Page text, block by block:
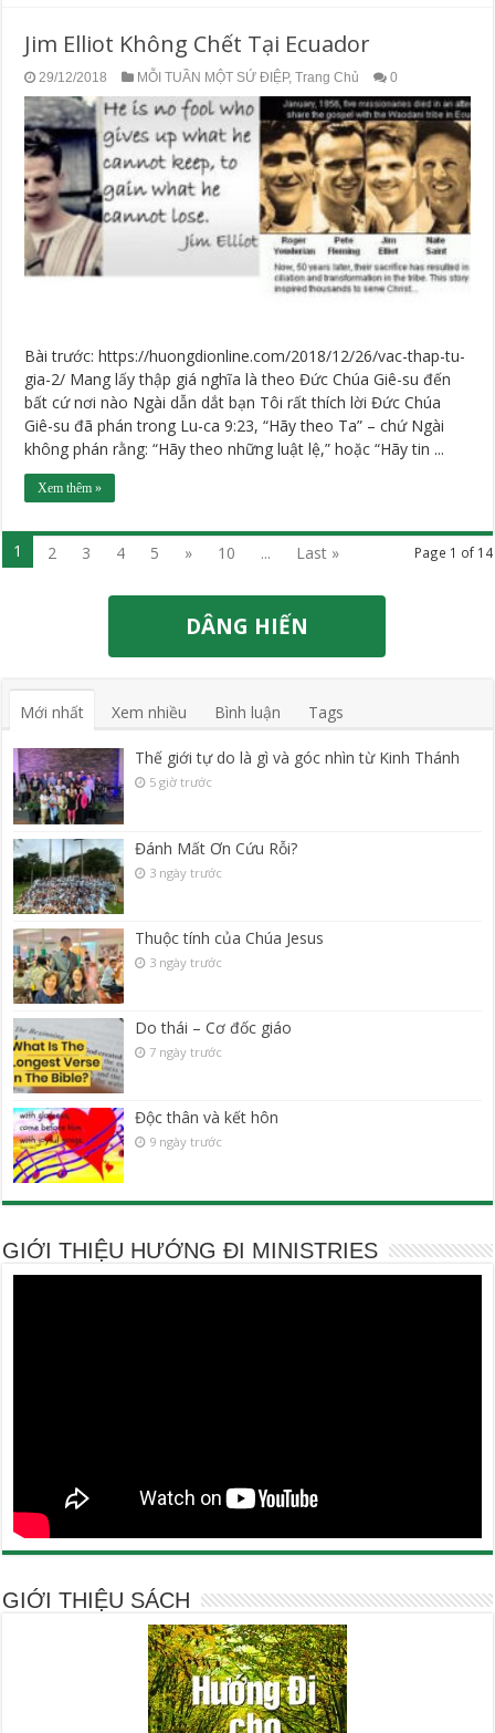
Jim Elliot Không Chết Tại Ecuador
29/12/2018 MỖI TUẦN MỘT SỨ ĐIỆP,Trang Chủ 0
Bài trước: https://huongdionline.com/2018/12/26/vac-thap-tu-
gia-2/ Mang lấy thập giá nghĩa là theo Đức Chúa Giê-su đến
bất cứ nơi nào Ngài dẫn dắt bạn Tôi rất thích lời Đức Chúa
Giê-su đã phán trong Lu-ca 9:23, “Hãy theo Ta” – chứ Ngài
không phán rằng: “Hãy theo những luật lệ,” hoặc “Hãy tin ...
Xem thêm »
Page 1 of 14
1 2 3 4 5 » 10 ... Last »
DÂNG HIẾN
Mới nhất Xem nhiều Bình luận Tags
Thế giới tự do là gì và góc nhìn từ Kinh Thánh
5 giờ trước
Đánh Mất Ơn Cứu Rỗi?
3 ngày trước
Thuộc tính của Chúa Jesus
3 ngày trước
Do thái – Cơ đốc giáo
7 ngày trước
Độc thân và kết hôn
9 ngày trước
GIỚI THIỆU HƯỚNG ĐI MINISTRIES
GIỚI THIỆU SÁCH